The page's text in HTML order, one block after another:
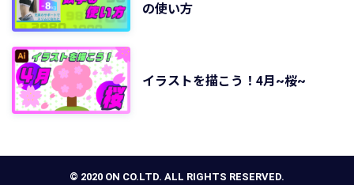
の使い方
イラストを描こう！4月~桜~
© 2020 ON CO.LTD. ALL RIGHTS RESERVED.